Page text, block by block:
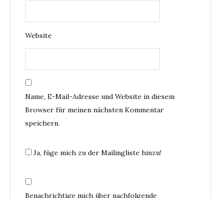
Website
Name, E-Mail-Adresse und Website in diesem
Browser für meinen nächsten Kommentar
speichern.
Ja, füge mich zu der Mailingliste hinzu!
Benachrichtige mich über nachfolgende